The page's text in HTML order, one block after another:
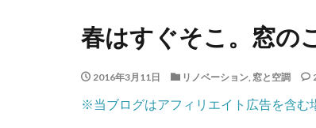
春はすぐそこ。窓の
2016年3月11日 リノベーション, 窓と空調
※当ブログはアフィリエイト広告を含む